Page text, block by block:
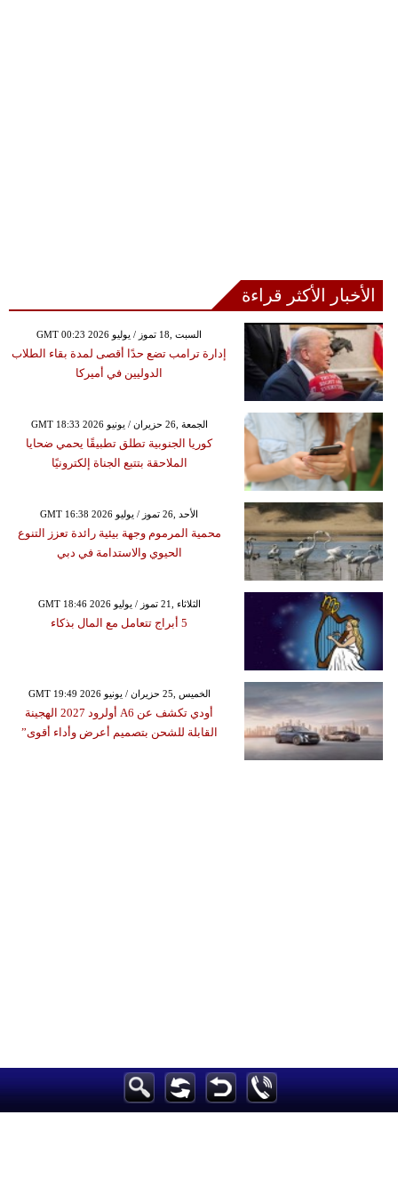
الأخبار الأكثر قراءة
GMT 00:23 2026 السبت ,18 تموز / يوليو
إدارة ترامب تضع حدًا أقصى لمدة بقاء الطلاب
الدوليين في أميركا
GMT 18:33 2026 الجمعة ,26 حزيران / يونيو
كوريا الجنوبية تطلق تطبيقًا يحمي ضحايا
الملاحقة بتتبع الجناة إلكترونيًا
GMT 16:38 2026 الأحد ,26 تموز / يوليو
محمية المرموم وجهة بيئية رائدة تعزز التنوع
الحيوي والاستدامة في دبي
GMT 18:46 2026 الثلاثاء ,21 تموز / يوليو
5 أبراج تتعامل مع المال بذكاء
GMT 19:49 2026 الخميس ,25 حزيران / يونيو
أودي تكشف عن A6 أولرود 2027 الهجينة
القابلة للشحن بتصميم أعرض وأداء أقوى”